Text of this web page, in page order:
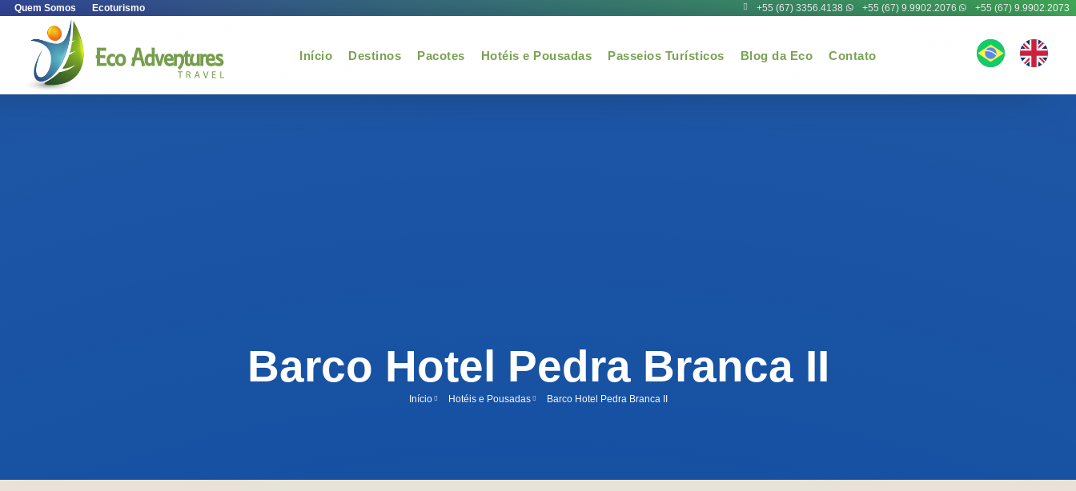
Quem Somos Ecoturismo +55 (67) 3356.4138 +55 (67) 9.9902.2076 +55 (67) 9.9902.2073
Início Destinos Pacotes Hotéis e Pousadas Passeios Turísticos Blog da Eco Contato
Barco Hotel Pedra Branca II
Início Hotéis e Pousadas Barco Hotel Pedra Branca II